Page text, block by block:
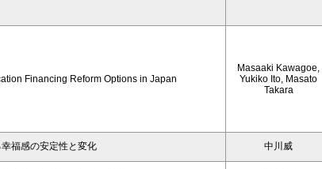
Financing Reform Options in Japan
Masaaki Kawagoe,
Yukiko Ito, Masato
Takara
福感の安定性と変化 中川威